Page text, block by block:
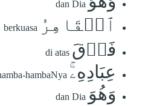
dan Dia
ٱلۡقَاهِرُ berkuasa
فَوۡقَ di atas
عِبَادِهِۦۚ hambaNya
وَهُوَ dan Dia